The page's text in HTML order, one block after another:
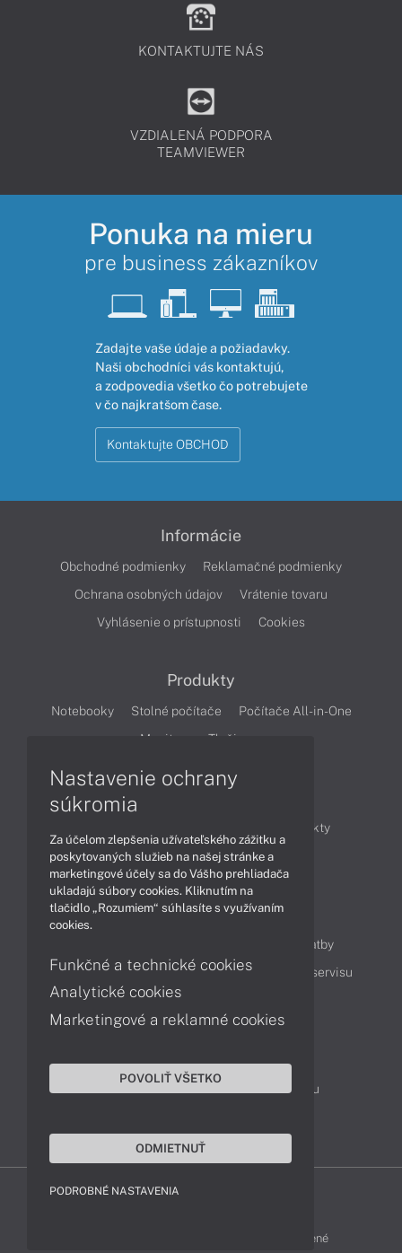
KONTAKTUJTE NÁS
VZDIALENÁ PODPORA
TEAMVIEWER
Ponuka na mieru
pre business zákazníkov
Zadajte vaše údaje a požiadavky.
Naši obchodníci vás kontaktujú,
a zodpovedia všetko čo potrebujete
v čo najkratšom čase.
Kontaktujte OBCHOD
Informácie
Obchodné podmienky
Reklamačné podmienky
Ochrana osobných údajov
Vrátenie tovaru
Vyhlásenie o prístupnosti
Cookies
Produkty
Notebooky Stolné počítače
Počítače All-in-One
Monitory
Tlačiarne
Produkty
Technológie
Videá
Obsah
Možnosti doručenia a platby
Podpora a servis
Servisné služby Cenník servisu
Kontakty
043 4224 771
Obchodné oddelenie
Reklamácia tovaru
HP-SHOP © 2012 - 2026 Všetky práva vyhradené
Nastavenie ochrany
súkromia
Za účelom zlepšenia užívateľského zážitku a
poskytovaných služieb na našej stránke a
marketingové účely sa do Vášho prehliadača
ukladajú súbory cookies. Kliknutím na
tlačidlo „Rozumiem“ súhlasíte s využívaním
cookies.
Funkčné a technické cookies
Analytické cookies
Marketingové a reklamné cookies
POVOLIŤ VŠETKO
ODMIETNUŤ
PODROBNÉ NASTAVENIA